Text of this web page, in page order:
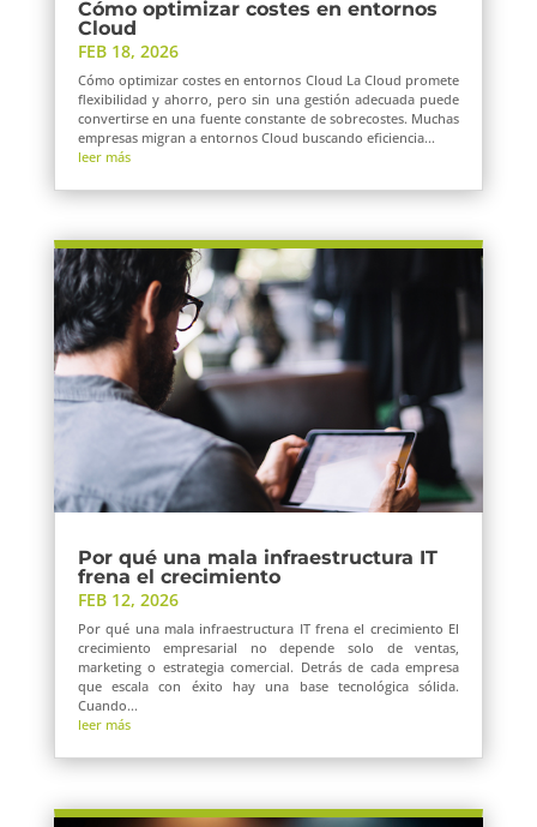
Cómo optimizar costes en entornos
Cloud
FEB 18, 2026
Cómo optimizar costes en entornos Cloud La Cloud promete
flexibilidad y ahorro, pero sin una gestión adecuada puede
convertirse en una fuente constante de sobrecostes. Muchas
empresas migran a entornos Cloud buscando eficiencia...
leer más
Por qué una mala infraestructura IT
frena el crecimiento
FEB 12, 2026
Por qué una mala infraestructura IT frena el crecimiento El
crecimiento empresarial no depende solo de ventas,
marketing o estrategia comercial. Detrás de cada empresa
que escala con éxito hay una base tecnológica sólida.
Cuando...
leer más